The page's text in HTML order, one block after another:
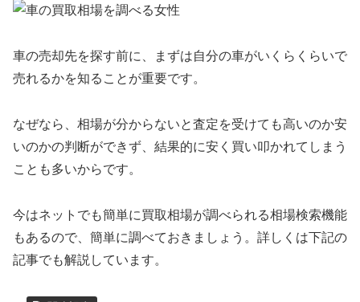
車の売却先を探す前に、まずは自分の車がいくらくらいで
売れるかを知ることが重要です。
なぜなら、相場が分からないと査定を受けても高いのか安
いのかの判断ができず、結果的に安く買い叩かれてしまう
ことも多いからです。
今はネットでも簡単に買取相場が調べられる相場検索機能
もあるので、簡単に調べておきましょう。詳しくは下記の
記事でも解説しています。